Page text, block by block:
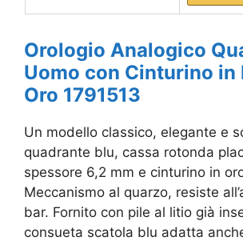
Orologio Analogico
Uomo con Cinturino in
Oro 1791513
Un modello classico, elegante e
quadrante blu, cassa rotonda
spessore 6,2 mm e cinturino in
Meccanismo al quarzo, resiste
bar. Fornito con pile al litio già
consueta scatola blu adatta